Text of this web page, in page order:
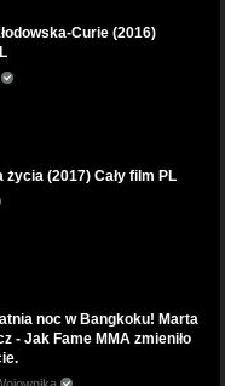
Curie (2016)
życia (2017) Cały film PL
noc w Bangkoku! Marta
- Jak Fame MMA zmieniło